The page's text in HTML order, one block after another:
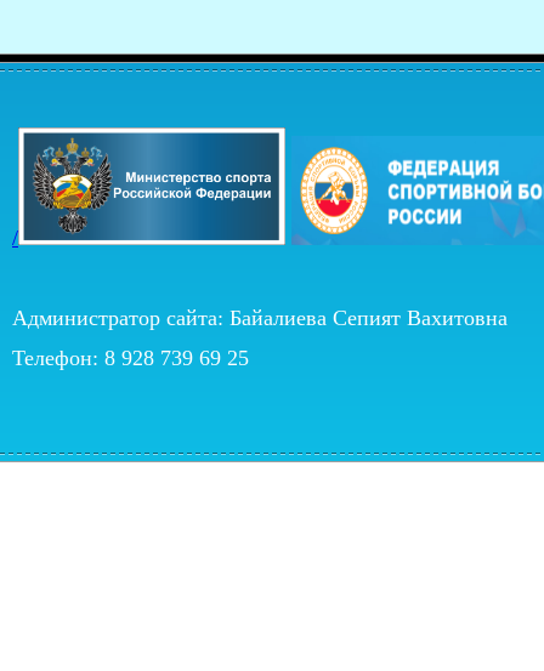
/
Администратор сайта: Байалиева Сепият Вахитовна
Телефон: 8 928 739 69 25